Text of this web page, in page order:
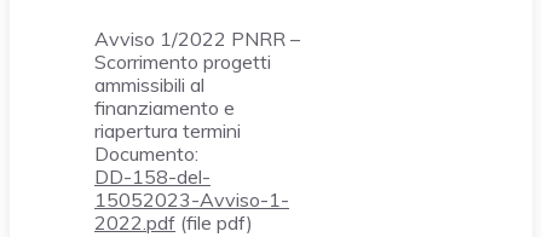
Avviso 1/2022 PNRR –
Scorrimento progetti
ammissibili al
finanziamento e
riapertura termini
Documento:
DD-158-del-
15052023-Avviso-1-
2022.pdf (file pdf)